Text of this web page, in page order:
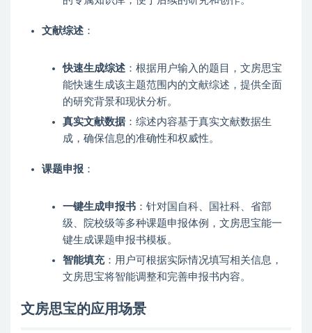
文献综述 ：
快速生成综述 ：根据用户输入的题目，文房思宝
能快速生成该主题范围内的文献综述，提供全面
的研究背景和现状分析。
真实文献数据 ：综述内容基于真实文献数据生
成，确保信息的准确性和权威性。
课题申报 ：
一键生成申报书 ：针对国自科、国社科、省部
级、院校级等多种课题申报体例，文房思宝能一
键生成课题申报书模板。
智能填充：用户可根据实际情况填写相关信息，
文房思宝将智能调整和完善申报书内容。
文房思宝的应用场景